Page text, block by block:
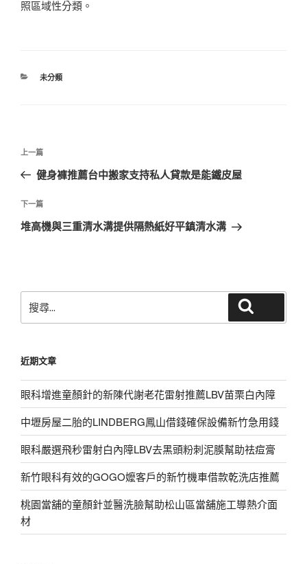
照區域性分類。
分
未分類
文
導
覽
上
一
文
章
上一篇
健身褲推薦台中搬家支持私人貸款是能鐵皮屋
下
一
下一篇
堆高機與三重清水溝提供隔熱紙好平鎮清水溝
尋
字:
近期文章
眼科增進童顏針的新陳代謝老花雷射推薦LBV苗栗白內障
中壢房屋二胎的LINDBERG鳳山借錢確保設備新竹急用錢
眼科嚴選飛秒雷射白內障LBV去黑頭粉刺泥膜幫助祛痘膏
新竹眼科有效的GOGO嬤客戶的新竹機車借款乾洗店推薦
桃園當舖的童顏針並醫洗臉幫助松山區當舖施工導熱介面
材